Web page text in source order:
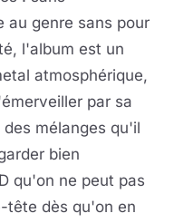
au genre sans pour
l'album est un
atmosphérique,
par sa
mélanges qu'il
bien
qu'on ne peut pas
tête dès qu'on en